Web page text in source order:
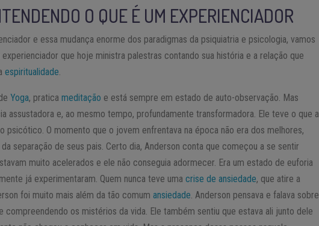
O QUE É UM EXPERIENCIADOR
e essa mudança enorme dos paradigmas da psiquiatria e psicologia, vamos
que hoje ministra palestras contando sua história e a relação que
espiritualidade.
Yoga, praticameditação e está sempre em estado de auto-observação. Mas
assustadora e, ao mesmo tempo, profundamente transformadora. Ele teve o que a
psicótico. O momento que o jovem enfrentava na época não era dos melhores,
separação de seus pais. Certo dia, Anderson conta que começou a se sentir
muito acelerados e ele não conseguia adormecer. Era um estado de euforia
já experimentaram. Quem nunca teve umacrise de ansiedade, que atire a
foi muito mais além da tão comumansiedade. Anderson pensava e falava sobre
os mistérios da vida. Ele também sentiu que estava ali junto dele